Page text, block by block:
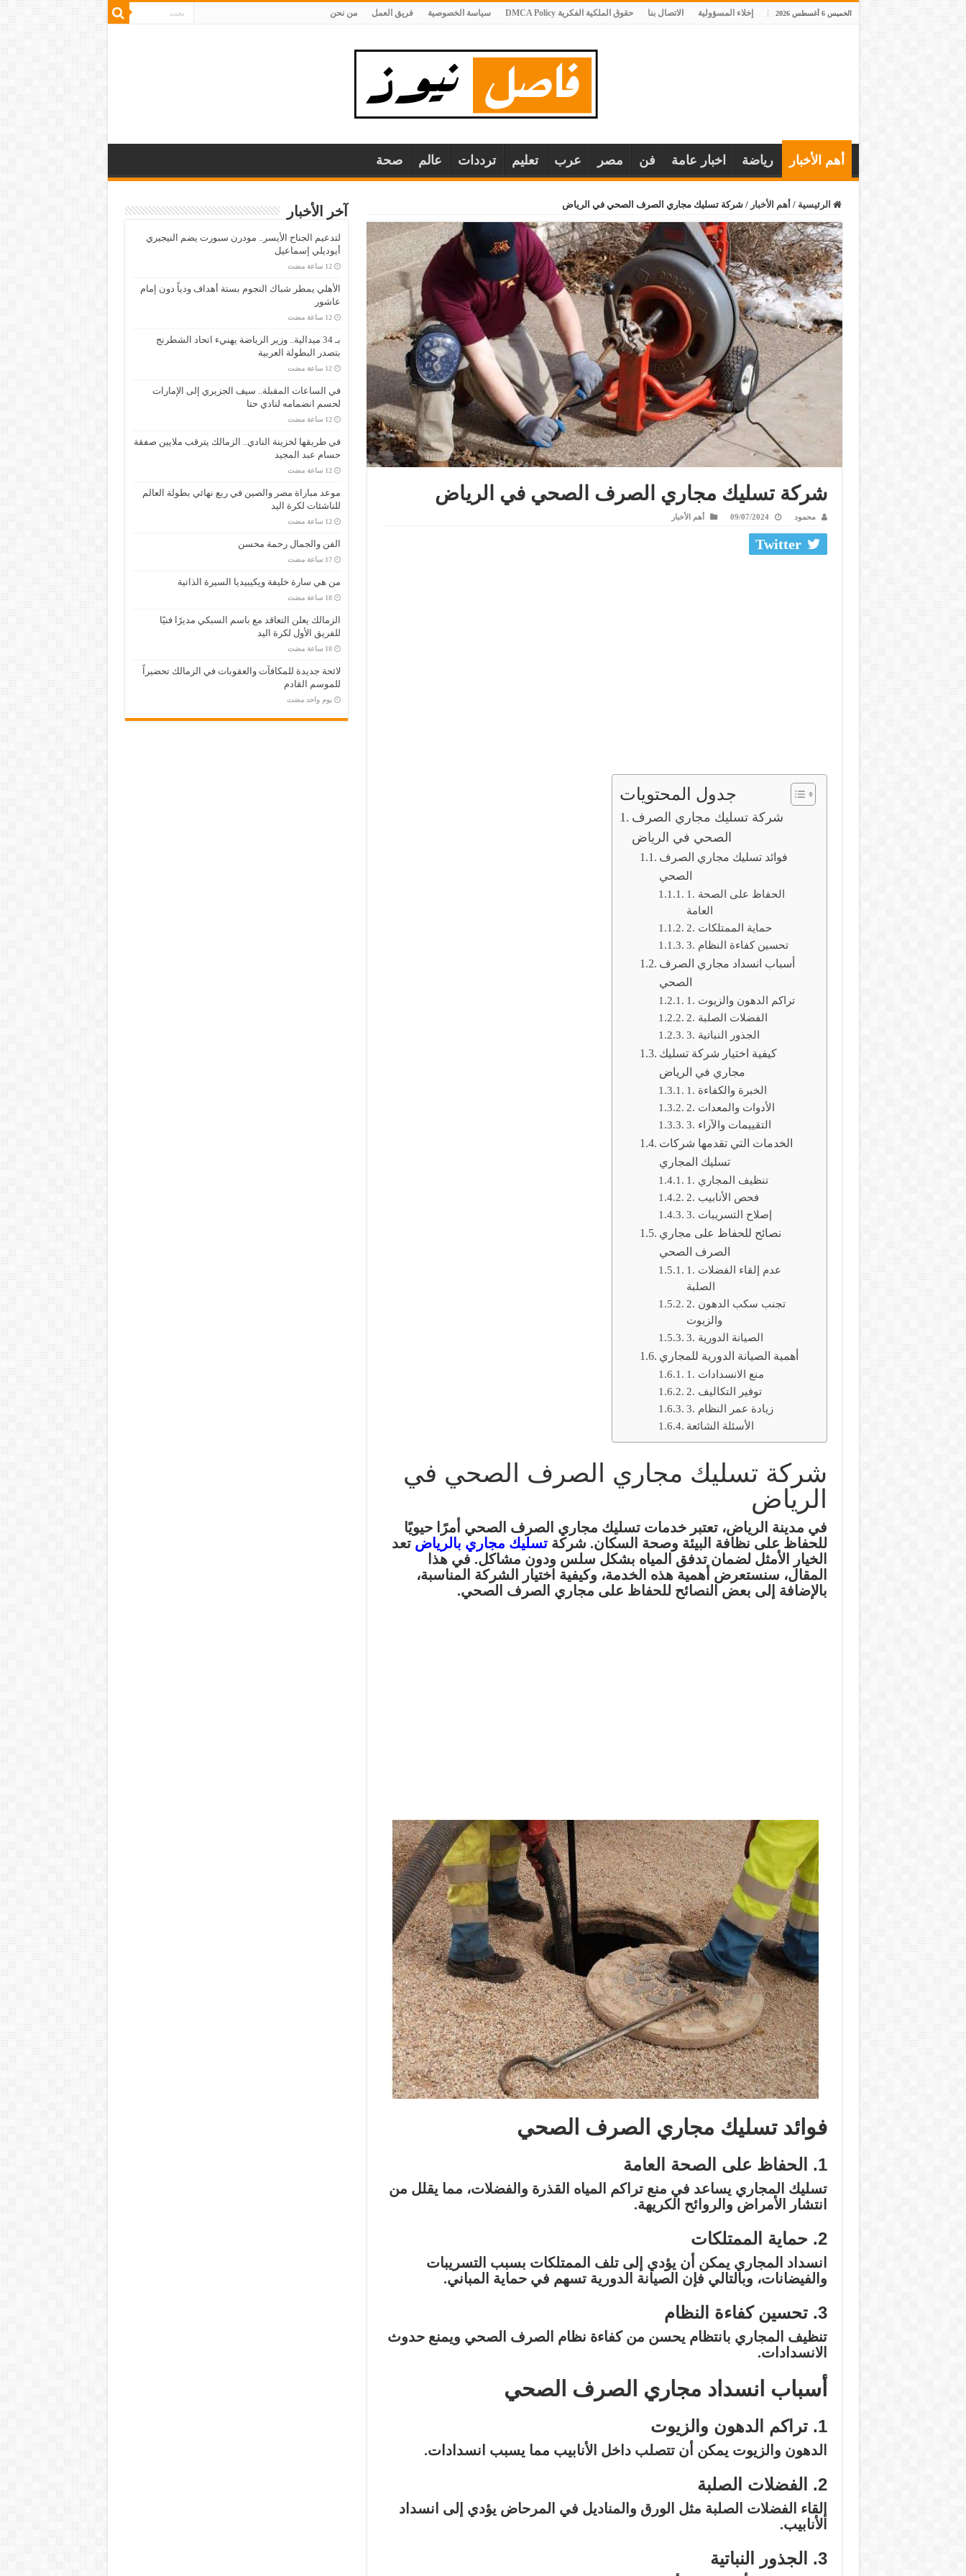
الخميس 6 أغسطس 2026 إخلاء المسؤولية الاتصال بنا حقوق الملكية الفكرية DMCA Policy سياسة الخصوصية فريق العمل من نحن
أهم الأخبار رياضة اخبار عامة فن مصر عرب تعليم ترددات عالم صحة
الرئيسية / أهم الأخبار / شركة تسليك مجاري الصرف الصحي في الرياض
شركة تسليك مجاري الصرف الصحي في الرياض
محمود 09/07/2024 أهم الأخبار
Twitter
جدول المحتويات
شركة تسليك مجاري الصرف
الصحي في الرياض
فوائد تسليك مجاري الصرف
الصحي
1. الحفاظ على الصحة
العامة
2. حماية الممتلكات
3. تحسين كفاءة النظام
أسباب انسداد مجاري الصرف
الصحي
1. تراكم الدهون والزيوت
2. الفضلات الصلبة
3. الجذور النباتية
كيفية اختيار شركة تسليك
مجاري في الرياض
1. الخبرة والكفاءة
2. الأدوات والمعدات
3. التقييمات والآراء
الخدمات التي تقدمها شركات
تسليك المجاري
1. تنظيف المجاري
2. فحص الأنابيب
3. إصلاح التسريبات
نصائح للحفاظ على مجاري
الصرف الصحي
1. عدم إلقاء الفضلات
الصلبة
2. تجنب سكب الدهون
والزيوت
3. الصيانة الدورية
أهمية الصيانة الدورية للمجاري
1. منع الانسدادات
2. توفير التكاليف
3. زيادة عمر النظام
الأسئلة الشائعة
شركة تسليك مجاري الصرف الصحي في
الرياض
في مدينة الرياض، تعتبر خدمات تسليك مجاري الصرف الصحي أمرًا حيويًا
للحفاظ على نظافة البيئة وصحة السكان. شركةتسليك مجاري بالرياض تعد
الخيار الأمثل لضمان تدفق المياه بشكل سلس ودون مشاكل. في هذا
المقال، سنستعرض أهمية هذه الخدمة، وكيفية اختيار الشركة المناسبة،
بالإضافة إلى بعض النصائح للحفاظ على مجاري الصرف الصحي.
فوائد تسليك مجاري الصرف الصحي
1. الحفاظ على الصحة العامة
تسليك المجاري يساعد في منع تراكم المياه القذرة والفضلات، مما يقلل من
انتشار الأمراض والروائح الكريهة.
2. حماية الممتلكات
انسداد المجاري يمكن أن يؤدي إلى تلف الممتلكات بسبب التسريبات
والفيضانات، وبالتالي فإن الصيانة الدورية تسهم في حماية المباني.
3. تحسين كفاءة النظام
تنظيف المجاري بانتظام يحسن من كفاءة نظام الصرف الصحي ويمنع حدوث
الانسدادات.
أسباب انسداد مجاري الصرف الصحي
1. تراكم الدهون والزيوت
الدهون والزيوت يمكن أن تتصلب داخل الأنابيب مما يسبب انسدادات.
2. الفضلات الصلبة
إلقاء الفضلات الصلبة مثل الورق والمناديل في المرحاض يؤدي إلى انسداد
الأنابيب.
3. الجذور النباتية
آخر الأخبار
لتدعيم الجناح الأيسر.. مودرن سبورت يضم النيجيري
أيوديلي إسماعيل
‏12 ساعة مضت
الأهلي يمطر شباك النجوم بستة أهداف ودياً دون إمام
عاشور
‏12 ساعة مضت
بـ 34 ميدالية.. وزير الرياضة يهنيء اتحاد الشطرنج
بتصدر البطولة العربية
‏12 ساعة مضت
في الساعات المقبلة.. سيف الجزيري إلى الإمارات
لحسم انضمامه لنادي حتا
‏12 ساعة مضت
في طريقها لخزينة النادي.. الزمالك يترقب ملايين صفقة
حسام عبد المجيد
‏12 ساعة مضت
موعد مباراة مصر والصين في ربع نهائي بطولة العالم
للناشئات لكرة اليد
‏12 ساعة مضت
الفن والجمال رحمة محسن
‏17 ساعة مضت
من هي سارة خليفة ويكيبيديا السيرة الذاتية
‏18 ساعة مضت
الزمالك يعلن التعاقد مع باسم السبكي مديرًا فنيًا
للفريق الأول لكرة اليد
‏18 ساعة مضت
لائحة جديدة للمكافآت والعقوبات في الزمالك تحضيراً
للموسم القادم
‏يوم واحد مضت